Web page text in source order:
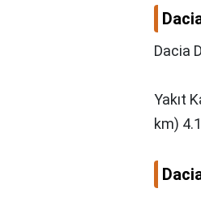
Dacia
Yakıt
km)